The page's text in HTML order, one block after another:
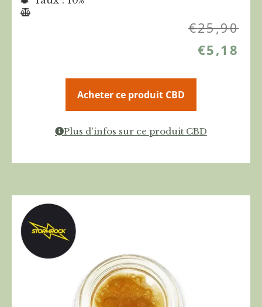
€25,90
€5,18
Acheter ce produit CBD
Plus d'infos sur ce produit CBD